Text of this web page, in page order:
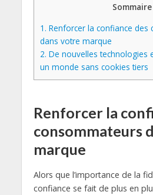
Sommaire
1. Renforcer la confiance des
dans votre marque
2. De nouvelles technologies
un monde sans cookies tiers
Renforcer la
consommateurs
marque
Alors que l’importance de la
confiance se fait de plus en